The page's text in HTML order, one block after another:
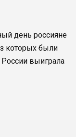
день россияне
которых были
выиграла